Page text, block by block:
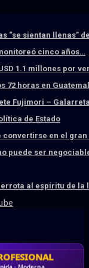
“se sientan llenas”
cinco años…
1.1 millones por
72 horas en
Fujimori –
de Estado
convertirse en el
puede ser
al espíritu de la
RÁPIDO
A MEDIDA